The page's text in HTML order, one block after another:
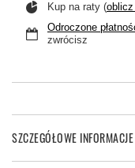
Kup na raty (
Odroczone
zwrócisz
SZCZEGÓŁOWE INFORMACJE